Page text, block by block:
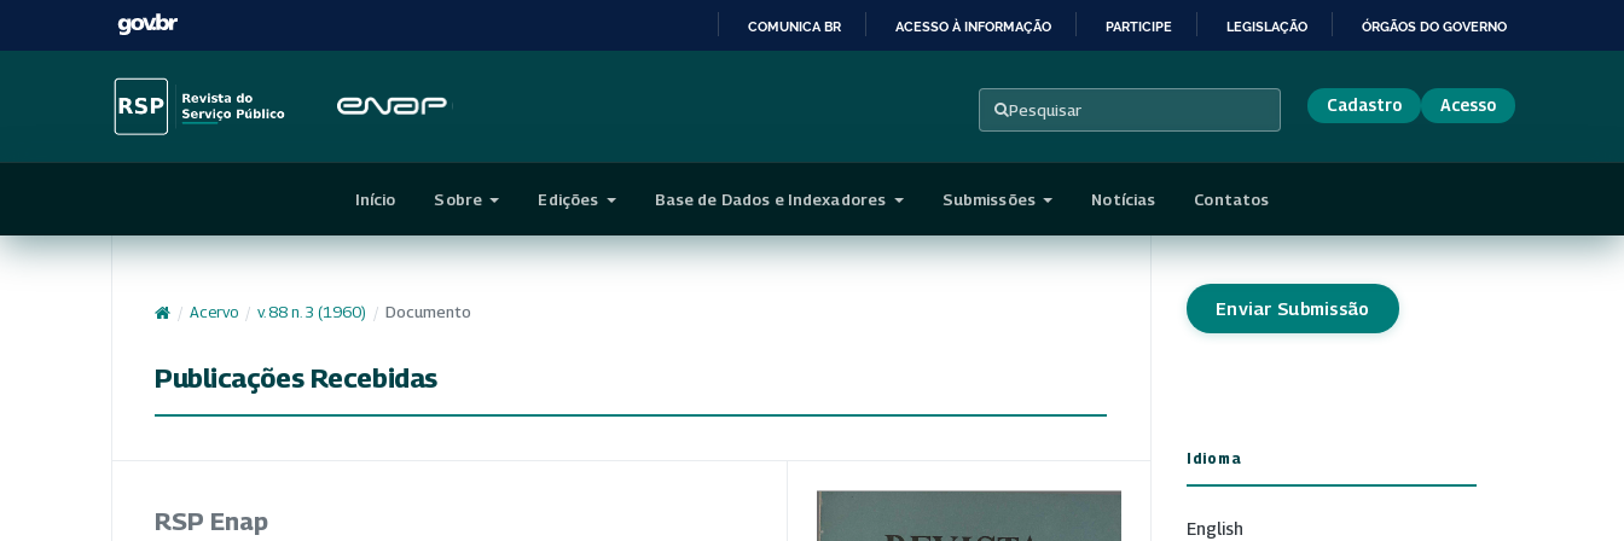
CONTEÚDO
COMUNICA BR ACESSO À INFORMAÇÃO PARTICIPE LEGISLAÇÃO ÓRGÃOS DO GOVERNO
Pesquisar Cadastro Acesso
Início Sobre Edições Base de Dados e Indexadores Submissões Notícias Contatos
/ Acervo / v. 88 n. 3 (1960) / Documento
Publicações Recebidas
RSP Enap
Enviar Submissão
Idioma
English